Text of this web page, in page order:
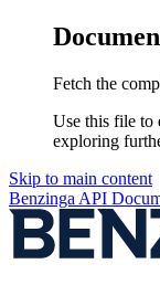
Fetch the
Use this file to
exploring
Skip to main content
Benzinga API